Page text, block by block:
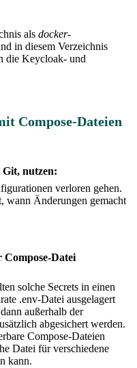
als docker-
in diesem Verzeichnis
die Keycloak- und
Compose-Dateien
Git, nutzen:
verloren gehen.
wann Änderungen gemacht
Compose-Datei
solche Secrets in einen
.env-Datei ausgelagert
außerhalb der
abgesichert werden.
Compose-Dateien
Datei für verschiedene
kann.